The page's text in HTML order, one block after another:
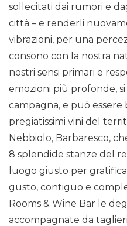
sollecitati dai rumori e
città – e renderli
vibrazioni, per una
consono con la nostra
nostri sensi primari e
emozioni più profonde,
campagna, e può essere
pregiatissimi vini del
Nebbiolo, Barbaresco,
8 splendide stanze del
luogo giusto per
gusto, contiguo e
Rooms & Wine Bar le
accompagnate da